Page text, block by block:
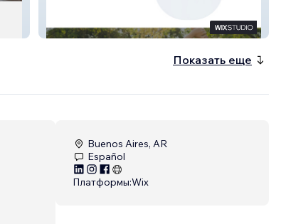
RENASER
Показать еще
Buenos Aires, AR
Español
Платформы:Wix